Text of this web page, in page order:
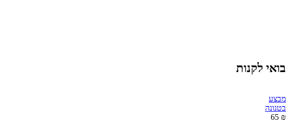
בואי לקנות
מבצע
בטנונה
₪ 65